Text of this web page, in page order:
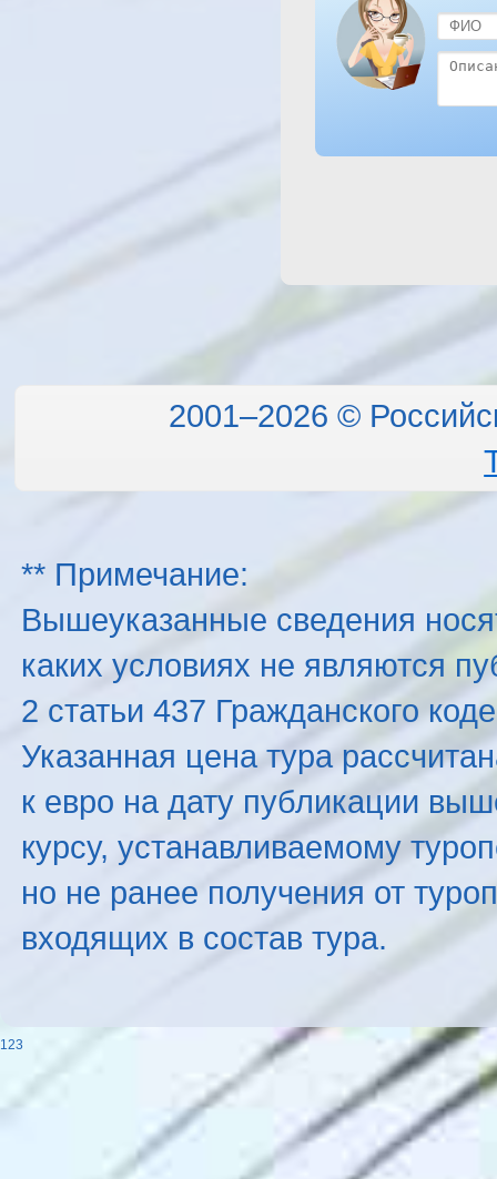
2001–2026 ©
** Примечание:
Вышеуказанные сведения
каких условиях не являются
2 статьи 437 Гражданского
Указанная цена тура
к евро на дату публикации
курсу, устанавливаемому
но не ранее получения от
входящих в состав тура.
123